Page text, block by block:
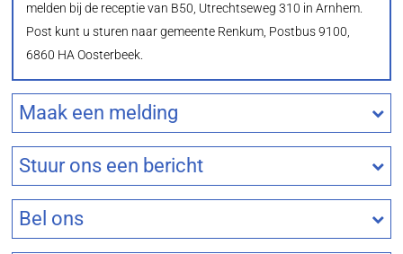
melden bij de receptie van B50, Utrechtseweg 310 in Arnhem.
Post kunt u sturen naar gemeente Renkum, Postbus 9100,
6860 HA Oosterbeek.
Maak een melding
Stuur ons een bericht
Bel ons